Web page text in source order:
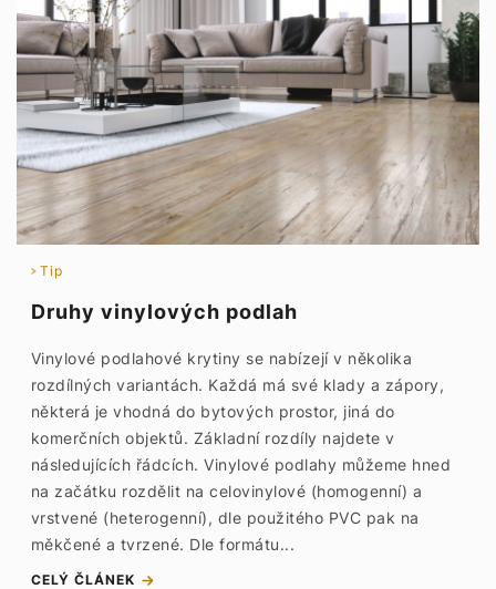
Tip
Druhy vinylových podlah
Vinylové podlahové krytiny se nabízejí v několika
rozdílných variantách. Každá má své klady a zápory,
některá je vhodná do bytových prostor, jiná do
komerčních objektů. Základní rozdíly najdete v
následujících řádcích. Vinylové podlahy můžeme hned
na začátku rozdělit na celovinylové (homogenní) a
vrstvené (heterogenní), dle použitého PVC pak na
měkčené a tvrzené. Dle formátu...
CELÝ ČLÁNEK